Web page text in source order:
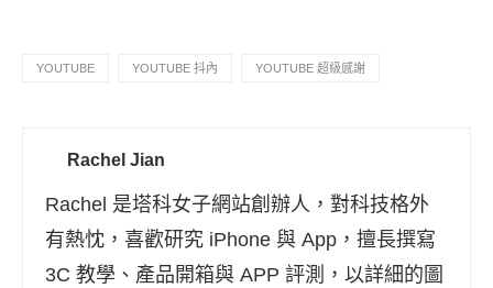
YOUTUBE YOUTUBE 抖內 YOUTUBE 超級感謝
Rachel Jian
Rachel 是塔科女子網站創辦人，對科技格外
有熱忱，喜歡研究 iPhone 與 App，擅長撰寫
3C 教學、產品開箱與 APP 評測，以詳細的圖